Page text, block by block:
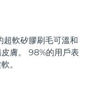
超軟矽膠刷毛可溫和
膚。 98%的用戶表
。
預計送達日期8/17/26